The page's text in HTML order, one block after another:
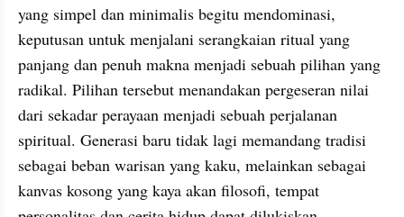
yang simpel dan minimalis begitu mendominasi,
keputusan untuk menjalani serangkaian ritual yang
panjang dan penuh makna menjadi sebuah pilihan yang
radikal. Pilihan tersebut menandakan pergeseran nilai
dari sekadar perayaan menjadi sebuah perjalanan
spiritual. Generasi baru tidak lagi memandang tradisi
sebagai beban warisan yang kaku, melainkan sebagai
kanvas kosong yang kaya akan filosofi, tempat